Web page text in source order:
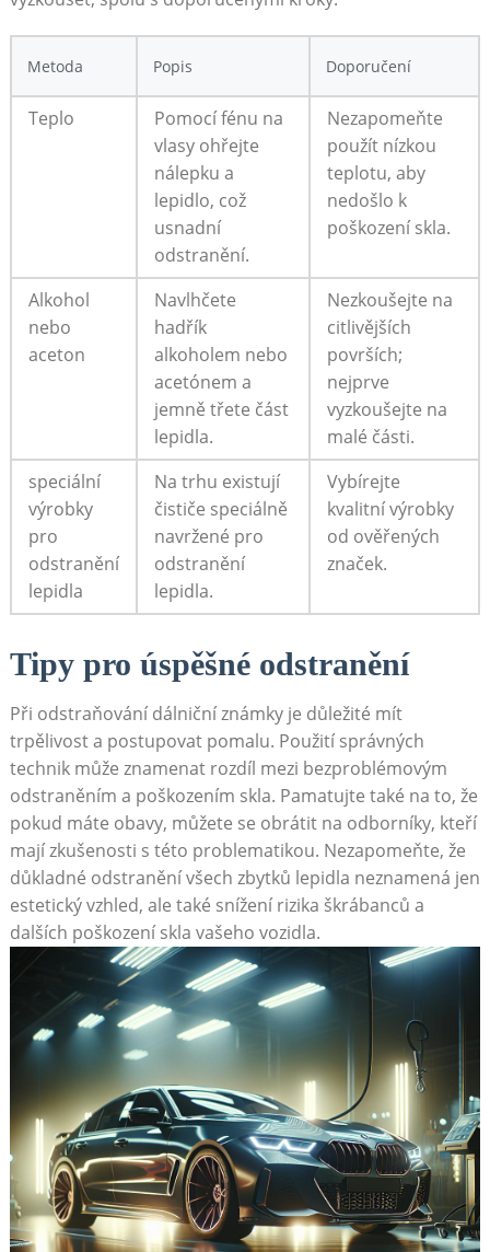
Metoda Popis Doporučení
Teplo
Pomocí fénu na
vlasy ohřejte
nálepku a
lepidlo, což
usnadní
odstranění.
Nezapomeňte
použít nízkou
teplotu, aby
nedošlo k
poškození skla.
Alkohol
nebo
aceton
Navlhčete
hadřík
alkoholem nebo
acetónem a
jemně třete část
lepidla.
Nezkoušejte na
citlivějších
površích;
nejprve
vyzkoušejte na
malé části.
speciální
výrobky
pro
odstranění
lepidla
Na trhu existují
čističe speciálně
navržené pro
odstranění
lepidla.
Vybírejte
kvalitní výrobky
od ověřených
značek.
Tipy pro úspěšné odstranění
Při odstraňování dálniční známky je důležité mít
trpělivost a postupovat pomalu. Použití správných
technik může znamenat rozdíl mezi bezproblémovým
odstraněním a poškozením skla. Pamatujte také na to, že
pokud máte obavy, můžete se obrátit na odborníky, kteří
mají zkušenosti s této problematikou. Nezapomeňte, že
důkladné odstranění všech zbytků lepidla neznamená jen
estetický vzhled, ale také snížení rizika škrábanců a
dalších poškození skla vašeho vozidla.